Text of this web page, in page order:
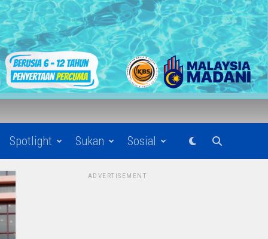
Spotlight Sukan Sosial
ADVERTISEMENT